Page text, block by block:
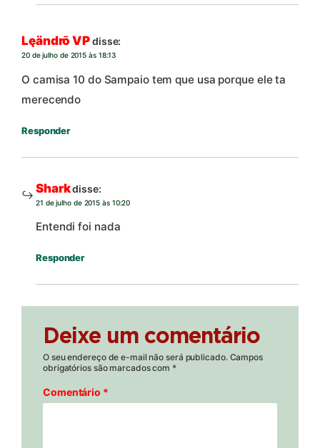
Lęändrō VPdisse:
20 de julho de 2015 às 18:13
O camisa 10 do Sampaio tem que usa porque ele ta
merecendo
Responder
Sharkdisse:
21 de julho de 2015 às 10:20
Entendi foi nada
Responder
Deixe um comentário
O seu endereço de e-mail não será publicado. Campos
obrigatórios são marcados com *
Comentário *